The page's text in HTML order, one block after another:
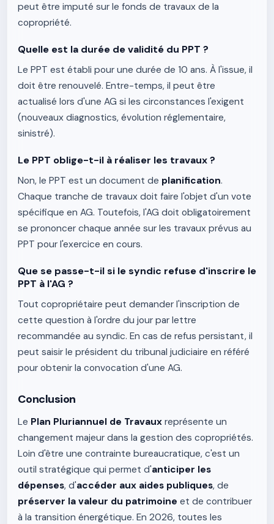
peut être imputé sur le fonds de travaux de la
copropriété.
Quelle est la durée de validité du PPT ?
Le PPT est établi pour une durée de 10 ans. À l'issue, il
doit être renouvelé. Entre-temps, il peut être
actualisé lors d'une AG si les circonstances l'exigent
(nouveaux diagnostics, évolution réglementaire,
sinistré).
Le PPT oblige-t-il à réaliser les travaux ?
Non, le PPT est un document de planification.
Chaque tranche de travaux doit faire l'objet d'un vote
spécifique en AG. Toutefois, l'AG doit obligatoirement
se prononcer chaque année sur les travaux prévus au
PPT pour l'exercice en cours.
Que se passe-t-il si le syndic refuse d'inscrire le
PPT à l'AG ?
Tout copropriétaire peut demander l'inscription de
cette question à l'ordre du jour par lettre
recommandée au syndic. En cas de refus persistant, il
peut saisir le président du tribunal judiciaire en référé
pour obtenir la convocation d'une AG.
Conclusion
Le Plan Pluriannuel de Travaux représente un
changement majeur dans la gestion des copropriétés.
Loin d'être une contrainte bureaucratique, c'est un
outil stratégique qui permet d'anticiper les
dépenses, d'accéder aux aides publiques, de
préserver la valeur du patrimoine et de contribuer
à la transition énergétique. En 2026, toutes les